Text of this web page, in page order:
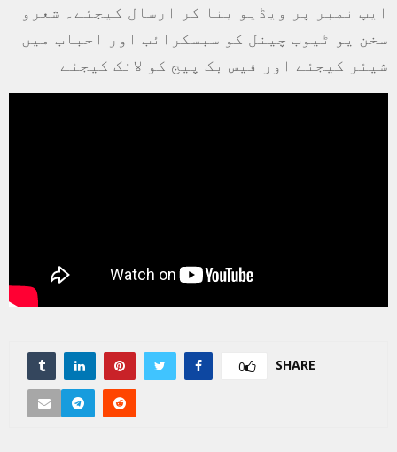
ایپ نمبر پر ویڈیو بنا کر ارسال کیجئے۔ شعرو
سخن یو ٹیوب چینل کو سبسکرائب اور احباب میں
شیئر کیجئے اور فیس بک پیج کو لائک کیجئے
SHARE
0